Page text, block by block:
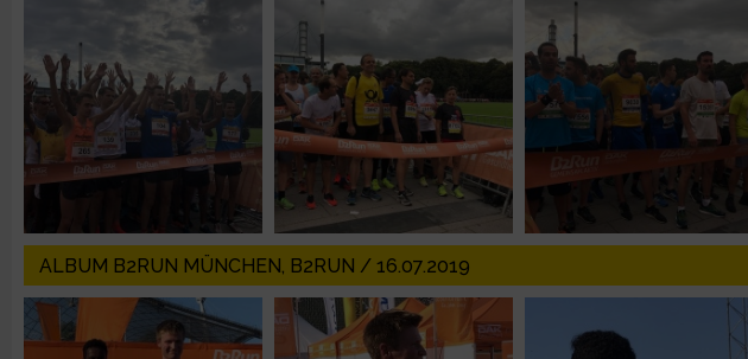
ALBUM B2RUN MÜNCHEN, B2RUN / 16.07.2019
Messung der Werbeleistung
Messung der Performance von Inhalten
Analyse von Zielgruppen durch Statistiken oder Kombinationen von Daten aus
verschiedenen Quellen
Entwicklung und Verbesserung der Angebote
Verwendung reduzierter Daten zur Auswahl von Inhalten